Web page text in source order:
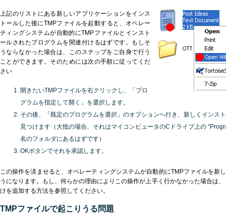
上記のリストにある新しいアプリケーションをインス
トールした後にTMPファイルを起動すると、オペレー
ティングシステムが自動的にTMPファイルとインスト
ールされたプログラムを関連付けるはずです。もしそ
うならなかった場合は、このステップをご自身で行う
ことができます。そのためには次の手順に従ってくだ
さい
開きたいTMPファイルを右クリックし、「プロ
グラムを指定して開く」を選択します。
その後、「既定のプログラムを選択」のオプションへ行き、新しくインス
見つけます（大抵の場合、それはマイコンピュータのCドライブ上の
名のフォルダにあるはずです）
OKボタンでそれを承認します。
この操作を済ませると、オペレーティングシステムが自動的にTMPファイルを新
うになります。もし、何らかの理由によりこの操作が上手く行かなかった場合は、
けを追加する方法を参照してください。
TMPファイルで起こりうる問題